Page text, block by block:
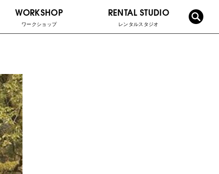
WORKSHOP
ワークショップ
RENTAL STUDIO
レンタルスタジオ